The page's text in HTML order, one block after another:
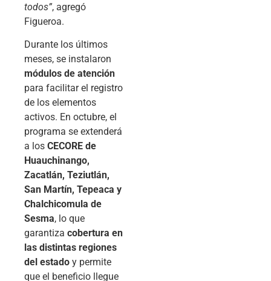
todos”, agregó
Figueroa.
Durante los últimos
meses, se instalaron
módulos de atención
para facilitar el registro
de los elementos
activos. En octubre, el
programa se extenderá
a los CECORE de
Huauchinango,
Zacatlán, Teziutlán,
San Martín, Tepeaca y
Chalchicomula de
Sesma, lo que
garantiza cobertura en
las distintas regiones
del estado y permite
que el beneficio llegue